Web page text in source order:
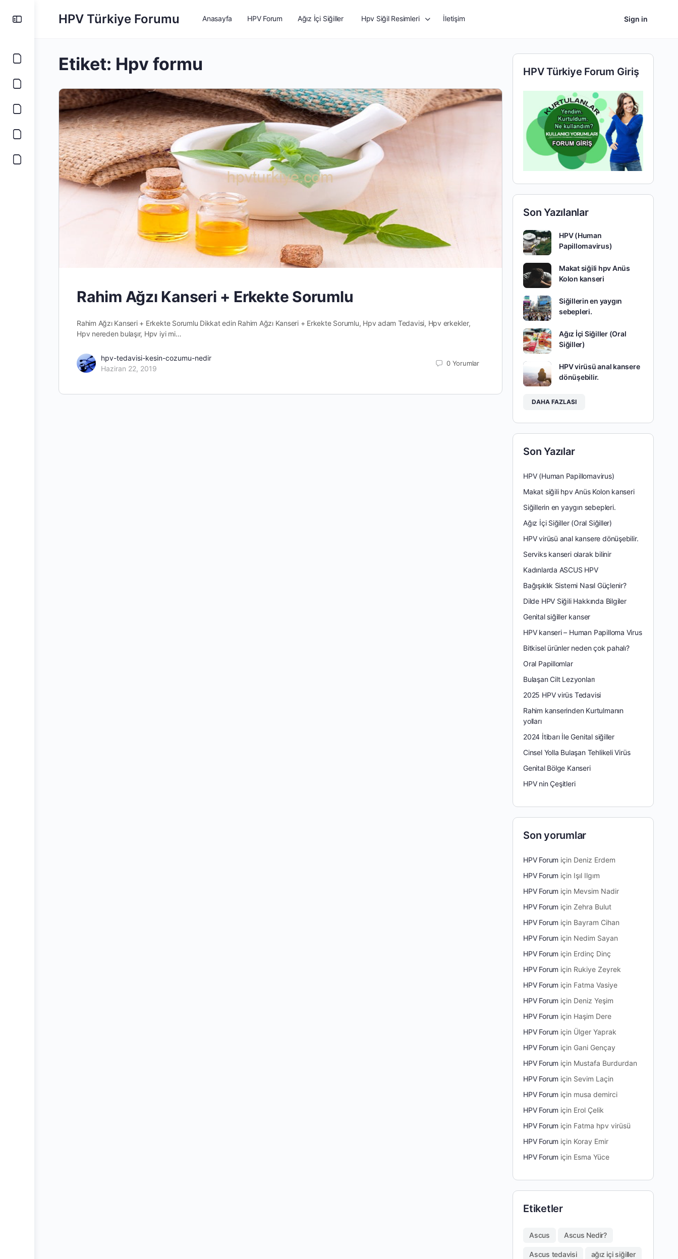
HPV Türkiye Forumu Anasayfa HPV Forum Ağız İçi Siğiller Hpv Siğil Resimleri İletişim Sign in
Etiket: Hpv formu
Rahim Ağzı Kanseri + Erkekte Sorumlu
Rahim Ağzı Kanseri + Erkekte Sorumlu Dikkat edin Rahim Ağzı Kanseri + Erkekte Sorumlu, Hpv adam Tedavisi, Hpv erkekler,
Hpv nereden bulaşır, Hpv iyi mi…
hpv-tedavisi-kesin-cozumu-nedir
Haziran 22, 2019
0 Yorumlar
HPV Türkiye Forum Giriş
Son Yazılanlar
HPV (Human
Papillomavirus)
Makat siğili hpv Anüs
Kolon kanseri
Siğillerin en yaygın
sebepleri.
Ağız İçi Siğiller (Oral
Siğiller)
HPV virüsü anal kansere
dönüşebilir.
DAHA FAZLASI
Son Yazılar
HPV (Human Papillomavirus)
Makat siğili hpv Anüs Kolon kanseri
Siğillerin en yaygın sebepleri.
Ağız İçi Siğiller (Oral Siğiller)
HPV virüsü anal kansere dönüşebilir.
Serviks kanseri olarak bilinir
Kadınlarda ASCUS HPV
Bağışıklık Sistemi Nasıl Güçlenir?
Dilde HPV Siğili Hakkında Bilgiler
Genital siğiller kanser
HPV kanseri – Human Papilloma Virus
Bitkisel ürünler neden çok pahalı?
Oral Papillomlar
Bulaşan Cilt Lezyonları
2025 HPV virüs Tedavisi
Rahim kanserinden Kurtulmanın
yolları
2024 İtibarı İle Genital siğiller
Cinsel Yolla Bulaşan Tehlikeli Virüs
Genital Bölge Kanseri
HPV nin Çeşitleri
Son yorumlar
HPV Forum için Deniz Erdem
HPV Forum için Işıl Ilgım
HPV Forum için Mevsim Nadir
HPV Forum içinZehra Bulut
HPV Forum için Bayram Cihan
HPV Forum için Nedim Sayan
HPV Forum için Erdinç Dinç
HPV Forum için Rukiye Zeyrek
HPV Forum için Fatma Vasiye
HPV Forum için Deniz Yeşim
HPV Forum için Haşim Dere
HPV Forum için Ülger Yaprak
HPV Forum için Gani Gençay
HPV Forum için Mustafa Burdurdan
HPV Forum için Sevim Laçin
HPV Forum için musa demirci
HPV Forum için Erol Çelik
HPV Forum için Fatma hpv virüsü
HPV Forum için Koray Emir
HPV Forum için Esma Yüce
Etiketler
Ascus Ascus Nedir?
Ascus tedavisi ağız içi siğiller